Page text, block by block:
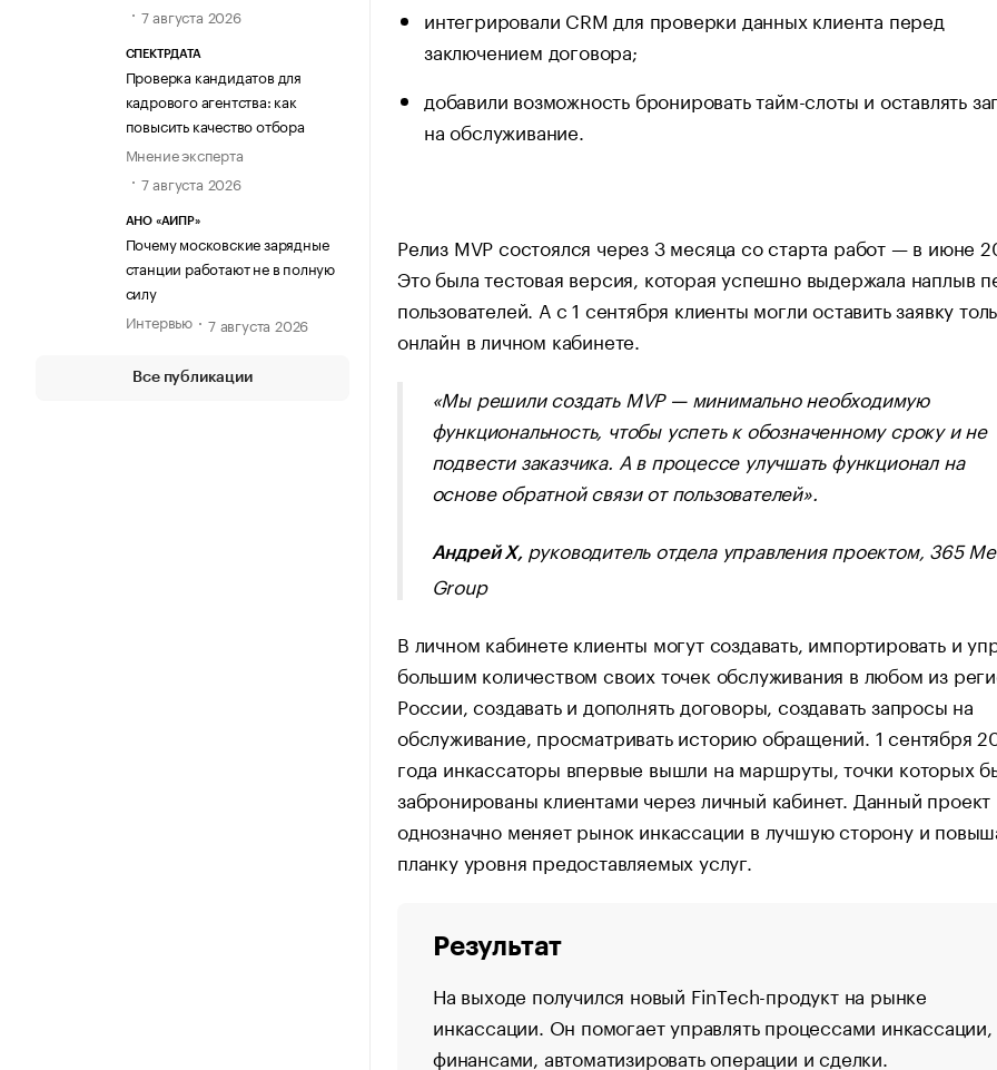
7 августа 2026
СПЕКТРДАТА
Проверка кандидатов для
кадрового агентства: как
повысить качество отбора
Мнение эксперта
7 августа 2026
АНО «АИПР»
Почему московские зарядные
станции работают не в полную
силу
Интервью
7 августа 2026
Все публикации
интегрировали CRM для проверки данных клиента перед
заключением договора;
добавили возможность бронировать тайм-слоты и оставлять
на обслуживание.
Релиз MVP состоялся через 3 месяца со старта работ — в июне
Это была тестовая версия, которая успешно выдержала наплыв
пользователей. А с 1 сентября клиенты могли оставить заявку
онлайн в личном кабинете.
«Мы решили создать MVP — минимально необходимую
функциональность, чтобы успеть к обозначенному сроку и не
подвести заказчика. А в процессе улучшать функционал на
основе обратной связи от пользователей».
Андрей Х, руководитель отдела управления проектом, 365
Group
В личном кабинете клиенты могут создавать, импортировать и
большим количеством своих точек обслуживания в любом из
России, создавать и дополнять договоры, создавать запросы на
обслуживание, просматривать историю обращений. 1 сентября
года инкассаторы впервые вышли на маршруты, точки которых
забронированы клиентами через личный кабинет. Данный проект
однозначно меняет рынок инкассации в лучшую сторону и
планку уровня предоставляемых услуг.
Результат
На выходе получился новый FinTech-продукт на рынке
инкассации. Он помогает управлять процессами инкассации,
финансами, автоматизировать операции и сделки.